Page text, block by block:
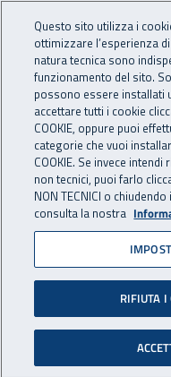
INAIL -
Pagina
Il contenuto non è
navigazione è possibile
Footer
Questo sito utilizza i
ottimizzare l’esperienza
natura tecnica sono
funzionamento del sito.
possono essere installati
accettare tutti i cookie
COOKIE, oppure puoi
categorie che vuoi
COOKIE. Se invece
non tecnici, puoi farlo
NON TECNICI o
consulta la nostra
RIFIUTA I